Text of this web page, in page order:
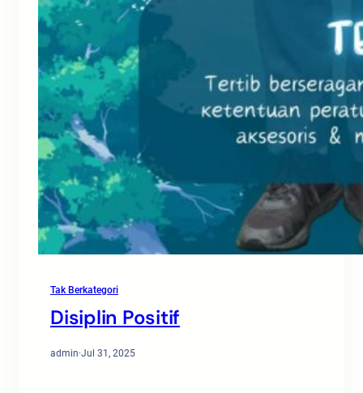
Tak Berkategori
Disiplin Positif
admin·Jul 31, 2025